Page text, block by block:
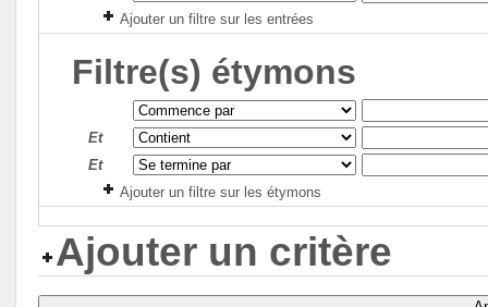
Ajouter un filtre sur les entrées
Filtre(s) étymons
Et
Et
Ajouter un filtre sur les étymons
Ajouter un critère